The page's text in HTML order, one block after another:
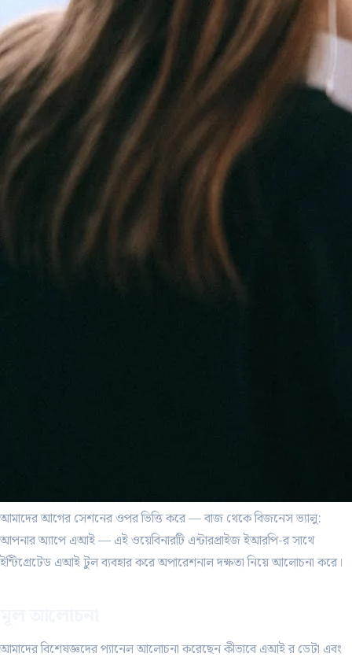
আমাদের আগের সেশনের ওপর ভিত্তি করে — বাজ থেকে বিজনেস ভ্যালু:
আপনার অ্যাপে এআই — এই ওয়েবিনারটি এন্টারপ্রাইজ ইআরপি-র সাথে
ইন্টিগ্রেটেড এআই টুল ব্যবহার করে অপারেশনাল দক্ষতা নিয়ে আলোচনা করে।
আমাদের বিশেষজ্ঞদের প্যানেল আলোচনা করেছেন কীভাবে এআই র ডেটা এবং